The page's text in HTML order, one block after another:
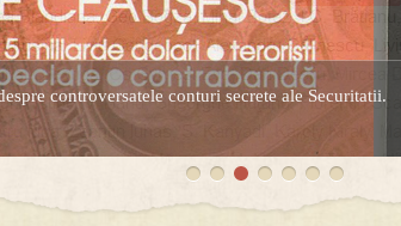
controversatele conturi secrete ale Securitatii.
de disident.